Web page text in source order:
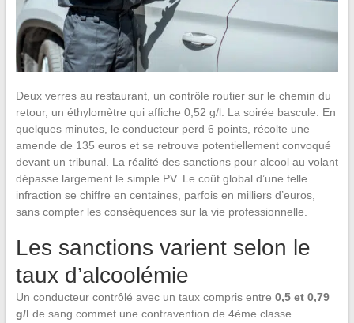
Deux verres au restaurant, un contrôle routier sur le chemin du
retour, un éthylomètre qui affiche 0,52 g/l. La soirée bascule. En
quelques minutes, le conducteur perd 6 points, récolte une
amende de 135 euros et se retrouve potentiellement convoqué
devant un tribunal. La réalité des sanctions pour alcool au volant
dépasse largement le simple PV. Le coût global d’une telle
infraction se chiffre en centaines, parfois en milliers d’euros,
sans compter les conséquences sur la vie professionnelle.
Les sanctions varient selon le
taux d’alcoolémie
Un conducteur contrôlé avec un taux compris entre 0,5 et 0,79
g/l de sang commet une contravention de 4ème classe.